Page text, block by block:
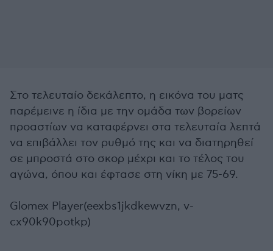
Στο τελευταίο δεκάλεπτο, η εικόνα του ματς
παρέμεινε η ίδια με την ομάδα των βορείων
προαστίων να καταφέρνει στα τελευταία λεπτά
να επιβάλλει τον ρυθμό της και να διατηρηθεί
σε μπροστά στο σκορ μέχρι και το τέλος του
αγώνα, όπου και έφτασε στη νίκη με 75-69.
Glomex Player(eexbs1jkdkewvzn, v-
cx90k90potkp)